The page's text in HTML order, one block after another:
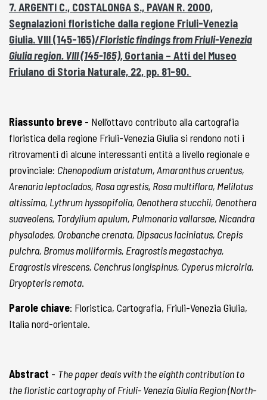
7. ARGENTI C., COSTALONGA S., PAVAN R. 2000,
Segnalazioni floristiche dalla regione Friuli-Venezia
Giulia. VIII (145-165)/Floristic findings from Friuli-Venezia
Giulia region. VIII (145-165),Gortania – Atti del Museo
Friulano di Storia Naturale, 22, pp. 81-90.
Riassunto breve - Nell’ottavo contributo alla cartografia
floristica della regione Friuli-Venezia Giulia si rendono noti i
ritrovamenti di alcune interessanti entità a livello regionale e
provinciale: Chenopodium aristatum, Amaranthus cruentus,
Arenaria leptoclados, Rosa agrestis, Rosa multiflora, Melilotus
altissima, Lythrum hyssopifolia, Oenothera stucchii, Oenothera
suaveolens, Tordylium apulum, Pulmonaria vallarsae, Nicandra
physalodes, Orobanche crenata, Dipsacus laciniatus, Crepis
pulchra, Bromus molliformis, Eragrostis megastachya,
Eragrostis virescens, Cenchrus longispinus, Cyperus microiria,
Dryopteris remota.
Parole chiave: Floristica, Cartografia, Friuli-Venezia Giulia,
Italia nord-orientale.
Abstract - The paper deals vvith the eighth contribution to
the floristic cartography of Friuli- Venezia Giulia Region (North-